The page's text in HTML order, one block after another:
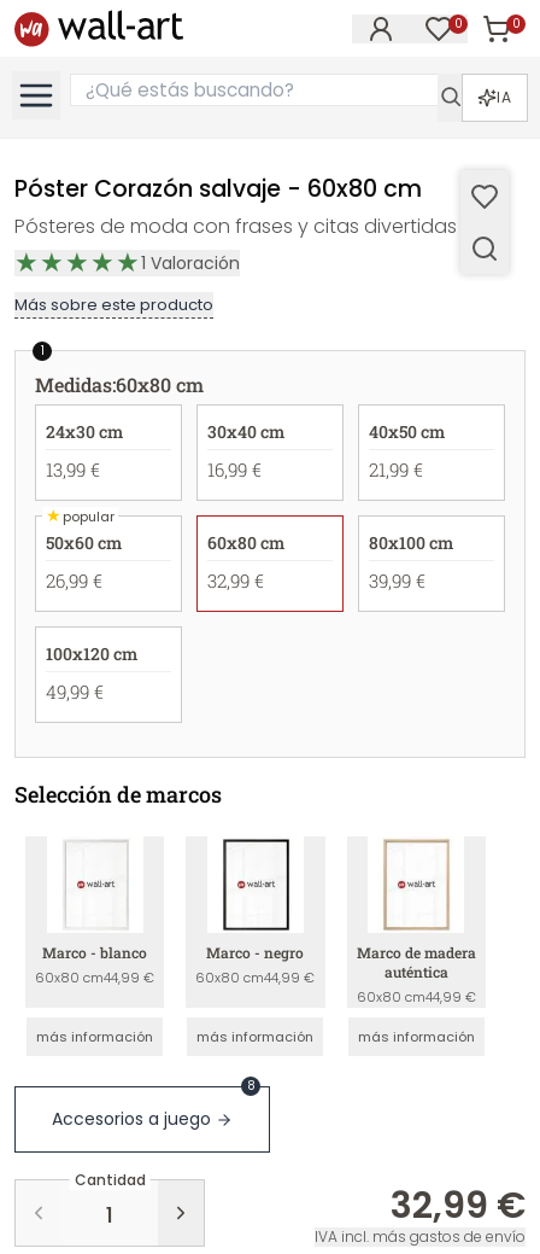
0 0
IA
Póster Corazón salvaje - 60x80 cm
Pósteres de moda con frases y citas divertidas
1 Valoración
Más sobre este producto
1
Medidas:60x80 cm
24x30 cm
13,99 €
30x40 cm
16,99 €
40x50 cm
21,99 €
★popular
50x60 cm
26,99 €
60x80 cm
32,99 €
80x100 cm
39,99 €
100x120 cm
49,99 €
Selección de marcos
Marco - blanco
60x80 cm44,99 €
más información
Marco - negro
60x80 cm44,99 €
más información
Marco de madera
auténtica
60x80 cm44,99 €
más información
Accesorios a juego
8
Cantidad
32,99 €
IVA incl. más gastos de envío